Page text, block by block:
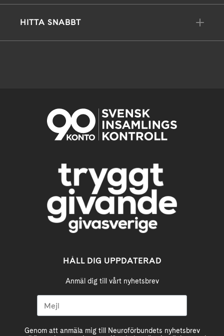
HITTA SNABBT
HÅLL DIG UPPDATERAD
Anmäl dig till vårt nyhetsbrev
Genom att anmäla mig till Neuroförbundets nyhetsbrev